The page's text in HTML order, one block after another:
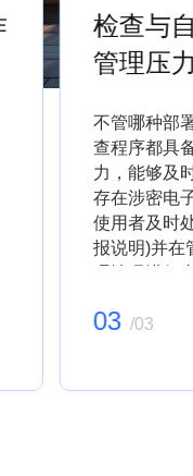
检查与
管理压力
不管哪种部
查程序都具
力，能够及
存在涉密电
使用者及时
报说明)并在
03 /03